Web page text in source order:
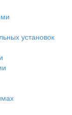
установок